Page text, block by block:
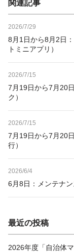
関連記事
2026/7/29
8月1日から8月2日
トミニアプリ）
2026/7/15
7月19日から7月20
ク）
2026/7/15
7月19日から7月20
行）
2026/6/4
6月8日：メンテナン
最近の投稿
2026年度「自治体